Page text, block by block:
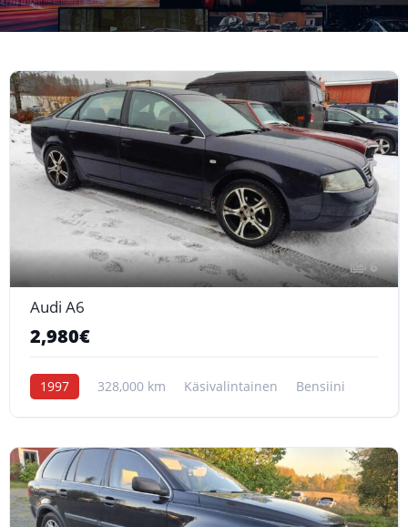
6
Audi A6
2,980€
1997 328,000 km Käsivalintainen Bensiini